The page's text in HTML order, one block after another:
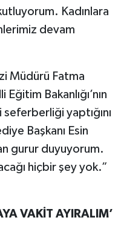
Kadınlara
devam
Müdürü Fatma
Bakanlığı’nın
yaptığını
Başkanı Esin
gurur duyuyorum.
hiçbir şey yok.”
VAKİT AYIRALIM’